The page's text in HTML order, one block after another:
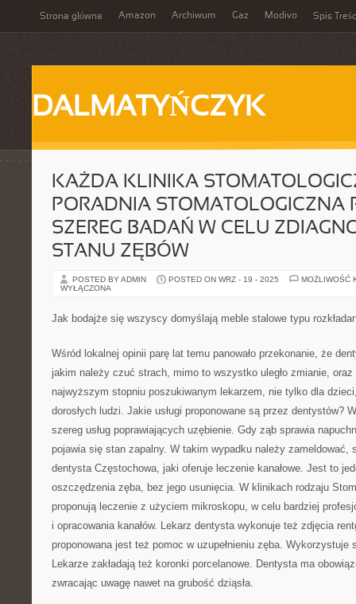
Strona główna Amazon Archiwum Gaz Modivo Spis
DALMATYŃCZYK
KAŻDA KLINIKA
PORADNIA STOMATOLOGICZNA
SZEREG BADAŃ W CELU
STANU ZĘBÓW
POSTED BY ADMIN POSTED ON WRZ - 19 - 2025
MOŻLIWOŚĆ
WYŁĄCZONA
Jak bodajże się wszyscy domyślają meble stalowe typu
Wśród lokalnej opinii parę lat temu panowało przekonanie, że
jakim należy czuć strach, mimo to wszystko uległo zmianie,
najwyższym stopniu poszukiwanym lekarzem, nie tylko dla
dorosłych ludzi. Jakie usługi proponowane są przez dentystów?
szereg usług poprawiających uzębienie. Gdy ząb sprawia
pojawia się stan zapalny. W takim wypadku należy zameldować,
dentysta Częstochowa, jaki oferuje leczenie kanałowe. Jest to
oszczędzenia zęba, bez jego usunięcia. W klinikach rodzaju
proponują leczenie z użyciem mikroskopu, w celu bardziej
i opracowania kanałów. Lekarz dentysta wykonuje też zdjęcia
proponowana jest też pomoc w uzupełnieniu zęba. Wykorzystuje
Lekarze zakładają też koronki porcelanowe. Dentysta ma
zwracając uwagę nawet na grubość dziąsła.